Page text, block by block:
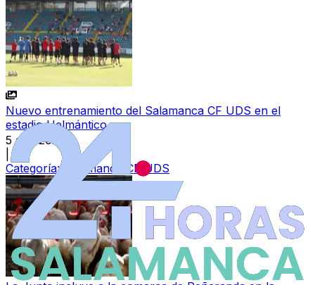
Nuevo entrenamiento del Salamanca CF UDS en el
estadio Helmántico
5 ago 2026
Categoría:
Salamanca CF UDS